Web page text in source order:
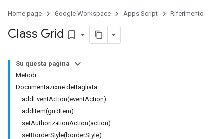
Home page Google Workspace Apps Script Riferimento
Class Grid bookmark_border
Su questa pagina
Metodi
Documentazione dettagliata
addEventAction(eventAction)
addItem(gridItem)
setAuthorizationAction(action)
setBorderStyle(borderStyle)